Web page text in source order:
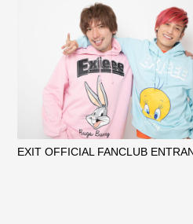
EXIT OFFICIAL FANCLUB